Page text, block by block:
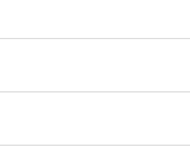
individuelle
vrai en
autour d’un